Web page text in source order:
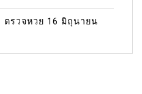
ตรวจหวย 16 มิถุนายน